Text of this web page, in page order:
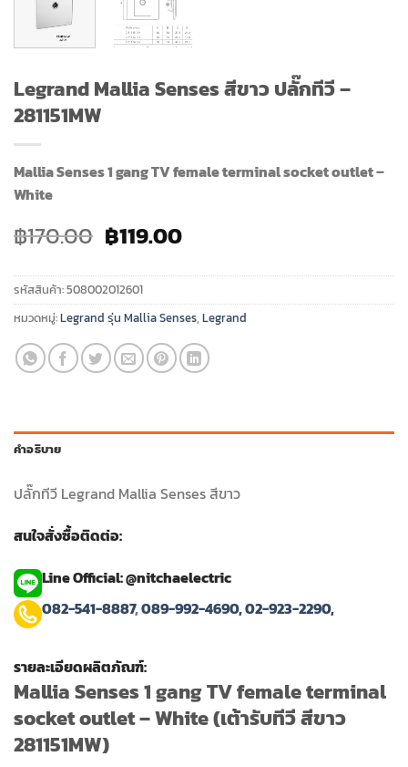
Legrand Mallia Senses สีขาว ปลั๊กทีวี –
281151MW
Mallia Senses 1 gang TV female terminal socket outlet –
White
฿170.00 Original
price
was:
฿170.00.
฿119.00Current
is:
฿119.00.
รหัสสินค้า:508002012601
หมวดหมู่:Legrand รุ่น Mallia Senses, Legrand
คำอธิบาย
ปลั๊กทีวี Legrand Mallia Senses สีขาว
สนใจสั่งซื้อติดต่อ:
Line Official: @nitchaelectric
082-541-8887,089-992-4690,02-923-2290,
รายละเอียดผลิตภัณฑ์:
Mallia Senses 1 gang TV female terminal
socket outlet – White(เต้ารับทีวี สีขาว
281151MW)